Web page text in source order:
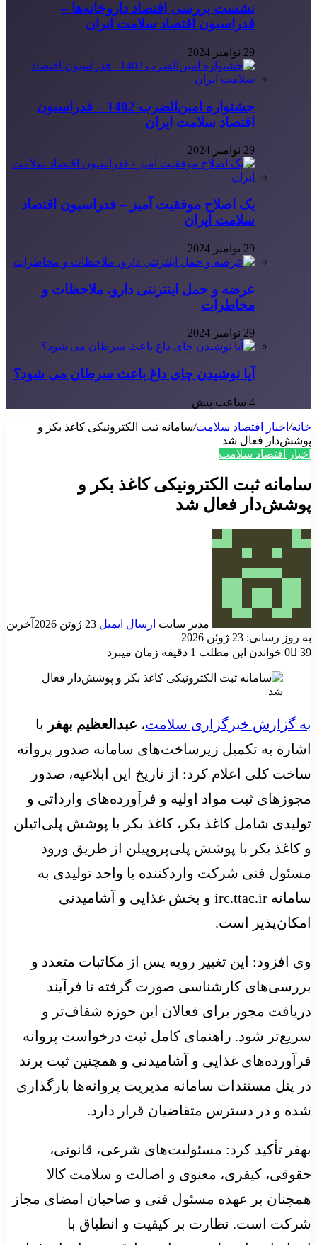
نشست بررسی اقتصاد داروخانه‌ها –
فدراسیون اقتصاد سلامت ایران
29 نوامبر 2024
جشنواره امین‌الضرب 1402 – فدراسیون
اقتصاد سلامت ایران
29 نوامبر 2024
یک اصلاح موفقیت آمیز – فدراسیون اقتصاد
سلامت ایران
29 نوامبر 2024
عرضه و حمل اینترنتی دارو، ملاحظات و
مخاطرات
29 نوامبر 2024
آیا نوشیدن چای داغ باعث سرطان می شود؟
4 ساعت پیش
خانه/ اخبار اقتصاد سلامت/سامانه ثبت الکترونیکی کاغذ بکر و
پوشش‌دار فعال شد
اخبار اقتصاد سلامت
سامانه ثبت الکترونیکی کاغذ بکر و
پوشش‌دار فعال شد
مدیر سایت ارسال ایمیل 23 ژوئن 2026
آخرین
به روز رسانی: 23 ژوئن 2026
0
39 خواندن این مطلب 1 دقیقه زمان میبرد
به گزارش خبرگزاری سلامت، عبدالعظیم بهفر با
اشاره به تکمیل زیرساخت‌های سامانه صدور پروانه
ساخت کلی اعلام کرد: از تاریخ این ابلاغیه، صدور
مجوزهای ثبت مواد اولیه و فرآورده‌های وارداتی و
تولیدی شامل کاغذ بکر، کاغذ بکر با پوشش پلی‌اتیلن
و کاغذ بکر با پوشش پلی‌پروپیلن از طریق ورود
مسئول فنی شرکت واردکننده یا واحد تولیدی به
سامانه irc.ttac.ir و بخش غذایی و آشامیدنی
امکان‌پذیر است.
وی افزود: این تغییر رویه پس از مکاتبات متعدد و
بررسی‌های کارشناسی صورت گرفته تا فرآیند
دریافت مجوز برای فعالان این حوزه شفاف‌تر و
سریع‌تر شود. راهنمای کامل ثبت درخواست پروانه
فرآورده‌های غذایی و آشامیدنی و همچنین ثبت برند
در پنل مستندات سامانه مدیریت پروانه‌ها بارگذاری
شده و در دسترس متقاضیان قرار دارد.
بهفر تأکید کرد: مسئولیت‌های شرعی، قانونی،
حقوقی، کیفری، معنوی و اصالت و سلامت کالا
همچنان بر عهده مسئول فنی و صاحبان امضای مجاز
شرکت است. نظارت بر کیفیت و انطباق با